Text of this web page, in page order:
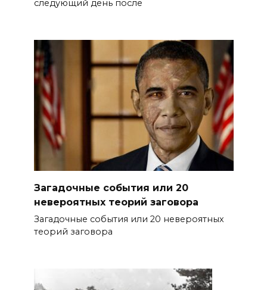
следующий день после
Загадочные события или 20
невероятных теорий заговора
Загадочные события или 20 невероятных
теорий заговора